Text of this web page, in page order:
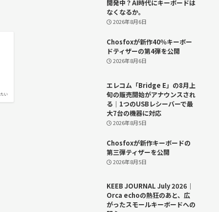
い
開発中？AI時代にキーボードは
なくなるか。
2026年8月6日
Chosfoxが新作40％キーボー
ドティザーの第4弾を公開
2026年8月6日
エレコム「Bridge E」の8月上
旬の販売開始がアナウンスされ
る｜1つのUSBレシーバーで最
大7台の機器に対応
2026年8月5日
Chosfoxが新作キーボードの
第三弾ティザーを公開
2026年8月5日
KEEB JOURNAL July 2026｜
Orca echoの熱狂のあと、広
がったスモールキーボードへの